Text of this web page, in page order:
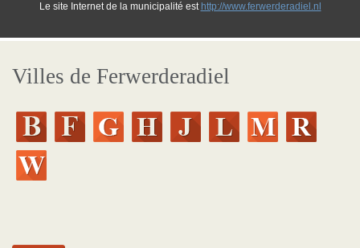
Le site Internet de la municipalité est http://www.ferwerderadiel.nl
Villes de Ferwerderadiel